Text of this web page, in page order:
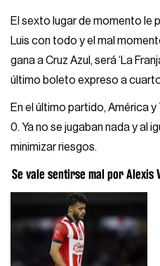
El sexto lugar de momento le
Luis con todo y el mal
gana a Cruz Azul, será ‘La
último boleto expreso a
En el último partido, América
0. Ya no se jugaban nada y al
minimizar riesgos.
Se vale sentirse mal por Alexis